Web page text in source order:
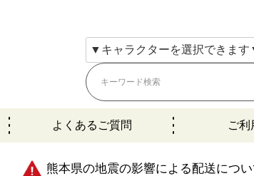
よくあるご質問 ご利
熊本県の地震の影響による配送につ